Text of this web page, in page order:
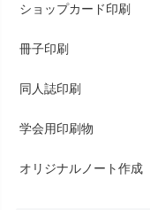
ショップカード印刷
冊子印刷
同人誌印刷
学会用印刷物
オリジナルノート作成